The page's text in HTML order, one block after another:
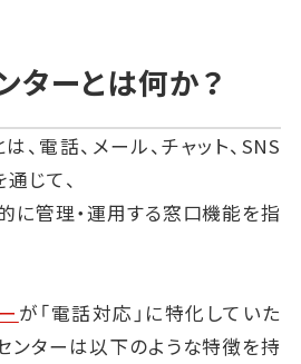
ターとは何か？
、電話、メール、チャット、SNS
じて、
に管理・運用する窓口機能を指
が「電話対応」に特化していた
ンターは以下のような特徴を持